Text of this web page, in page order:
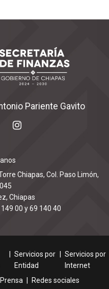
Pariente Gavito
Chiapas, Col. Paso Limón,
Chiapas
00 y 69 140 40
Servicios por
Entidad
Servicios por
Internet
Prensa Redes sociales